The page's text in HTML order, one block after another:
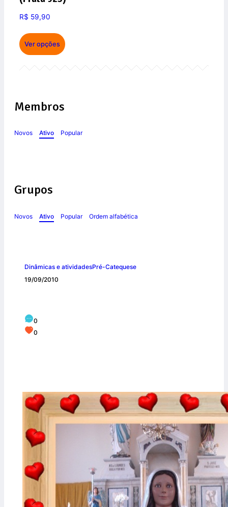
R$ 59,90
Ver opções
Membros
Novos Ativo Popular
Grupos
Novos Ativo Popular Ordem alfabética
Dinâmicas e atividadesPré-Catequese
19/09/2010
0
0